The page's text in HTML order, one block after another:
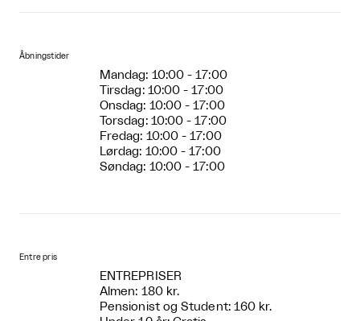
Åbningstider
Mandag: 10:00 - 17:00
Tirsdag: 10:00 - 17:00
Onsdag: 10:00 - 17:00
Torsdag: 10:00 - 17:00
Fredag: 10:00 - 17:00
Lørdag: 10:00 - 17:00
Søndag: 10:00 - 17:00
Entre pris
ENTREPRISER
Almen: 180 kr.
Pensionist og Student: 160 kr.